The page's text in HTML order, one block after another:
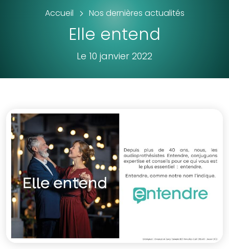
Accueil Nos dernières actualités
Elle entend
Le 10 janvier 2022